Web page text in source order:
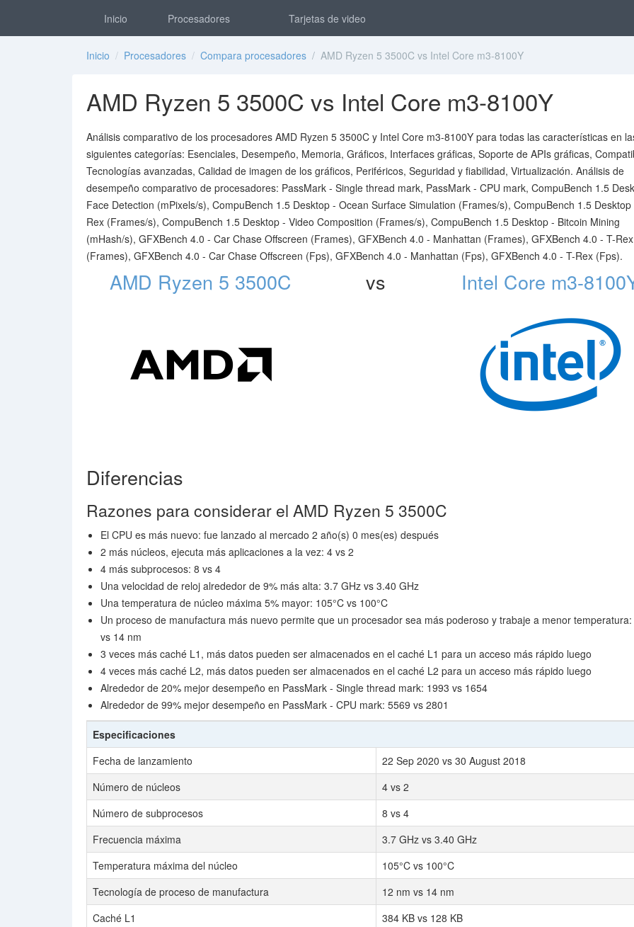
Inicio Procesadores Tarjetas de video
Inicio / Procesadores / Compara procesadores / AMD Ryzen 5 3500C vs Intel Core m3-8100Y
AMD Ryzen 5 3500C vs Intel Core m3-8100Y
Análisis comparativo de los procesadores AMD Ryzen 5 3500C y Intel Core m3-8100Y para todas las características en
siguientes categorías: Esenciales, Desempeño, Memoria, Gráficos, Interfaces gráficas, Soporte de APIs gráficas,
Tecnologías avanzadas, Calidad de imagen de los gráficos, Periféricos, Seguridad y fiabilidad, Virtualización. Análisis de
desempeño comparativo de procesadores: PassMark - Single thread mark, PassMark - CPU mark, CompuBench 1.5
Face Detection (mPixels/s), CompuBench 1.5 Desktop - Ocean Surface Simulation (Frames/s), CompuBench 1.5 Desktop
Rex (Frames/s), CompuBench 1.5 Desktop - Video Composition (Frames/s), CompuBench 1.5 Desktop - Bitcoin Mining
(mHash/s), GFXBench 4.0 - Car Chase Offscreen (Frames), GFXBench 4.0 - Manhattan (Frames), GFXBench 4.0 - T-Rex
(Frames), GFXBench 4.0 - Car Chase Offscreen (Fps), GFXBench 4.0 - Manhattan (Fps), GFXBench 4.0 - T-Rex (Fps).
AMD Ryzen 5 3500C vs Intel Core m3-
Diferencias
Razones para considerar el AMD Ryzen 5 3500C
El CPU es más nuevo: fue lanzado al mercado 2 año(s) 0 mes(es) después
2 más núcleos, ejecuta más aplicaciones a la vez: 4 vs 2
4 más subprocesos: 8 vs 4
Una velocidad de reloj alrededor de 9% más alta: 3.7 GHz vs 3.40 GHz
Una temperatura de núcleo máxima 5% mayor: 105°C vs 100°C
Un proceso de manufactura más nuevo permite que un procesador sea más poderoso y trabaje a menor
vs 14 nm
3 veces más caché L1, más datos pueden ser almacenados en el caché L1 para un acceso más rápido luego
4 veces más caché L2, más datos pueden ser almacenados en el caché L2 para un acceso más rápido luego
Alrededor de 20% mejor desempeño en PassMark - Single thread mark: 1993 vs 1654
Alrededor de 99% mejor desempeño en PassMark - CPU mark: 5569 vs 2801
Especificaciones
Fecha de lanzamiento
22 Sep 2020 vs 30 August 2018
Número de núcleos
4 vs 2
Número de subprocesos
8 vs 4
Frecuencia máxima
3.7 GHz vs 3.40 GHz
Temperatura máxima del núcleo
105°C vs 100°C
Tecnología de proceso de manufactura
12 nm vs 14 nm
Caché L1
384 KB vs 128 KB